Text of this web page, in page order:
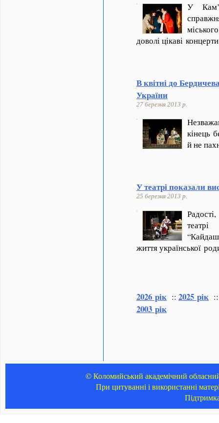
У
доволі цікаві
В квітні до
України
27 березня 2013 р.
кінець
й не
У театрі показали
25 березня 2013 р.
життя української
2026 рік :: 2025 рік
2003 рік
© Коломийський академічний
При цитуванні і використанні